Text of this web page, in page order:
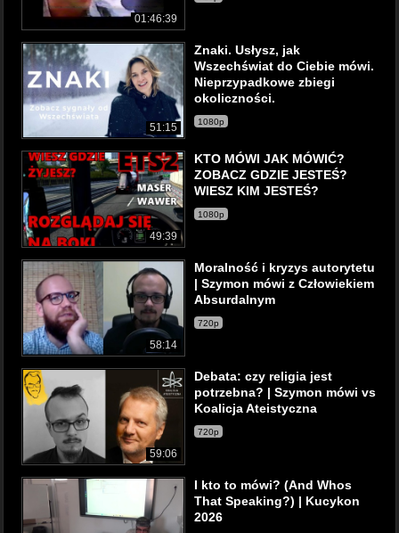
01:46:39
51:15
Znaki. Usłysz, jak
Wszechświat do Ciebie mówi.
Nieprzypadkowe zbiegi
okoliczności.
1080p
49:39
KTO MÓWI JAK MÓWIĆ?
ZOBACZ GDZIE JESTEŚ?
WIESZ KIM JESTEŚ?
1080p
58:14
Moralność i kryzys autorytetu
| Szymon mówi z Człowiekiem
Absurdalnym
720p
59:06
Debata: czy religia jest
potrzebna? | Szymon mówi vs
Koalicja Ateistyczna
720p
I kto to mówi? (And Whos
That Speaking?) | Kucykon
2026